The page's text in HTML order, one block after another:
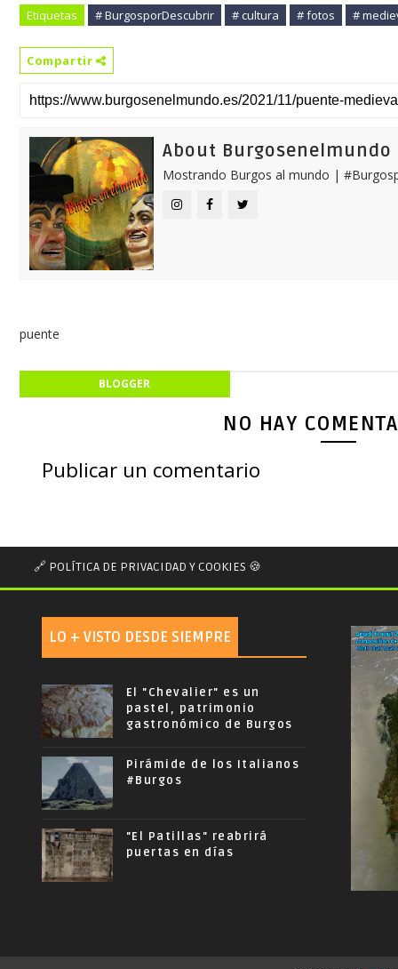
Etiquetas # BurgosporDescubrir # cultura # fotos #
Compartir
About Burgosenelmundo
Mostrando Burgos al mundo |
puente
BLOGGER
NO HAY
Publicar un comentario
🔗 POLÍTICA DE PRIVACIDAD Y COOKIES 🍪
LO + VISTO DESDE SIEMPRE
El "Chevalier" es un
pastel, patrimonio
gastronómico de Burgos
Pirámide de los Italianos
#Burgos
"El Patillas" reabrirá
puertas en días